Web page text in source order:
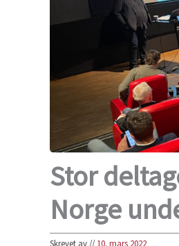
Stor
Norge
Skrevet av //10. mars 2022